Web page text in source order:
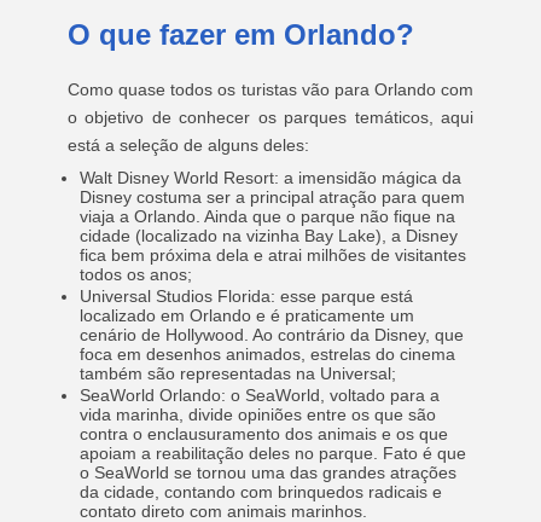
O que fazer em Orlando?
Como quase todos os turistas vão para Orlando com
o objetivo de conhecer os parques temáticos, aqui
está a seleção de alguns deles:
Walt Disney World Resort: a imensidão mágica da
Disney costuma ser a principal atração para quem
viaja a Orlando. Ainda que o parque não fique na
cidade (localizado na vizinha Bay Lake), a Disney
fica bem próxima dela e atrai milhões de visitantes
todos os anos;
Universal Studios Florida: esse parque está
localizado em Orlando e é praticamente um
cenário de Hollywood. Ao contrário da Disney, que
foca em desenhos animados, estrelas do cinema
também são representadas na Universal;
SeaWorld Orlando: o SeaWorld, voltado para a
vida marinha, divide opiniões entre os que são
contra o enclausuramento dos animais e os que
apoiam a reabilitação deles no parque. Fato é que
o SeaWorld se tornou uma das grandes atrações
da cidade, contando com brinquedos radicais e
contato direto com animais marinhos.